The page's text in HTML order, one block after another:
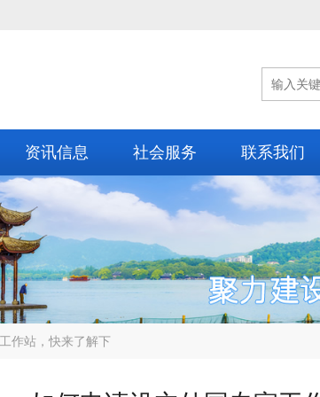
资讯信息 社会服务 联系我们
作站，快来了解下